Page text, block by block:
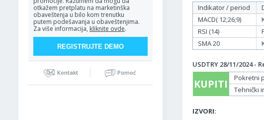
otkažem pretplatu na marketinška
obaveštenja u bilo kom trenutku
putem podešavanja u obaveštenjima.
Za više informacija, kliknite ovde.
Kontakt Pomoć
Indikator / period
MACD( 12;26;9)
RSI (14)
SMA 20
USDTRY 28/11/2024 -
KUPITI Pokretni
Tehnički
IZVORI: